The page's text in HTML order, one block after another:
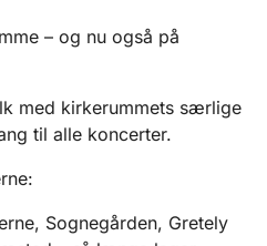
– og nu også på
med kirkerummets særlige
til alle koncerter.
Sognegården, Gretely